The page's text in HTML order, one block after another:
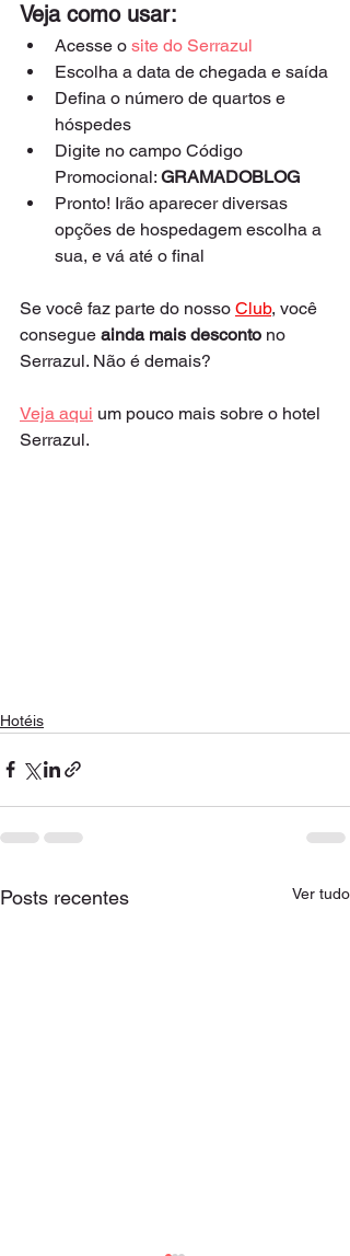
Veja como usar:
Acesse o site do Serrazul
Escolha a data de chegada e saída
Defina o número de quartos e
hóspedes
Digite no campo Código
Promocional: GRAMADOBLOG
Pronto! Irão aparecer diversas
opções de hospedagem escolha a
sua, e vá até o final
Se você faz parte do nosso Club, você
consegue ainda mais desconto no
Serrazul. Não é demais?
Veja aqui um pouco mais sobre o hotel
Serrazul.
Hotéis
Posts recentes Ver tudo